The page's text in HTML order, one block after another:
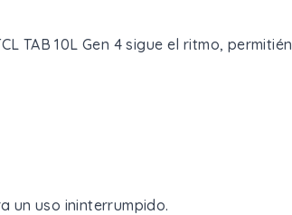
TAB 10L Gen 4 sigue el ritmo,
un uso ininterrumpido.